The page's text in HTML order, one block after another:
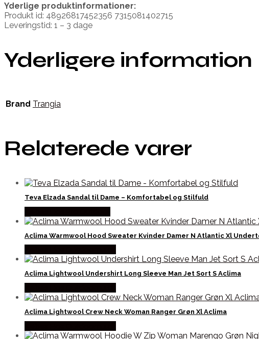
Yderlige produktinformationer:
Produkt id: 48926817452356 7315081402715
Leveringstid: 1 – 3 dage
Yderligere information
Brand Trangia
Relaterede varer
Teva Elzada Sandal til Dame – Komfortabel og Stilfuld
Aclima Warmwool Hood Sweater Kvinder Damer N Atlantic Xl
Aclima Lightwool Undershirt Long Sleeve Man Jet Sort S Aclima
Aclima Lightwool Crew Neck Woman Ranger Grøn Xl Aclima